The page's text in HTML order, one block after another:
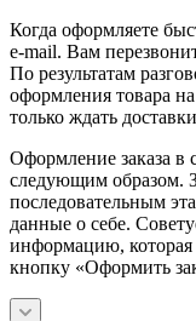
Когда оформляете
e-mail. Вам
По результатам
оформления товара
только ждать
Оформление заказа в
следующим образом.
последовательным
данные о себе.
информацию,
кнопку «Оформить